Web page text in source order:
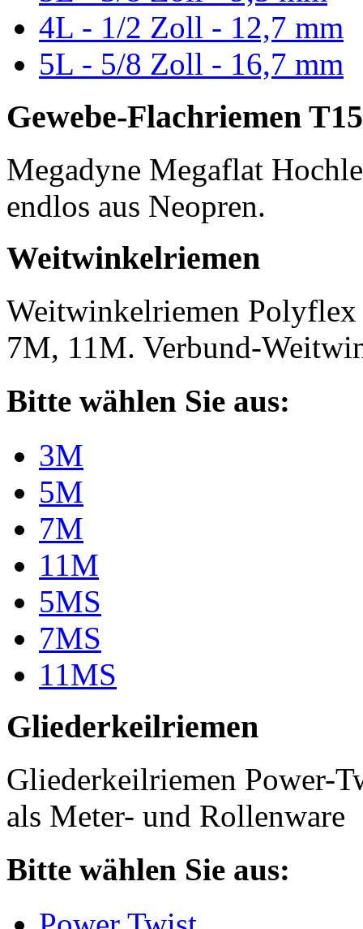
4L - 1/2 Zoll - 12,7 mm
5L - 5/8 Zoll - 16,7 mm
Gewebe-Flachriemen
Megadyne Megaflat
endlos aus Neopren.
Weitwinkelriemen
Weitwinkelriemen
7M, 11M. Verbund-
Bitte wählen Sie aus:
3M
5M
7M
11M
5MS
7MS
11MS
Gliederkeilriemen
Gliederkeilriemen Power-
als Meter- und Rollenware
Bitte wählen Sie aus: